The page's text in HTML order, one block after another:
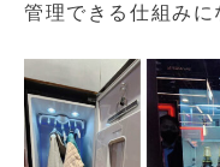
管理できる仕組みに